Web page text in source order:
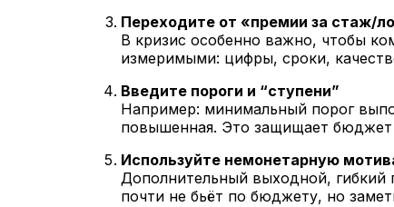
Переходите от «премии за стаж/
В кризис особенно важно, чтобы
измеримыми: цифры, сроки,
Введите пороги и “ступени”
Например: минимальный порог
повышенная. Это защищает бюджет
Используйте немонетарную
Дополнительный выходной, гибкий
почти не бьёт по бюджету, но